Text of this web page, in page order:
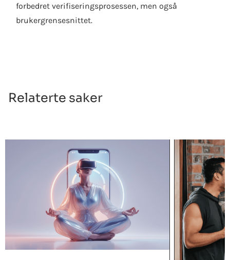
forbedret verifiseringsprosessen, men også
brukergrensesnittet.
Relaterte saker